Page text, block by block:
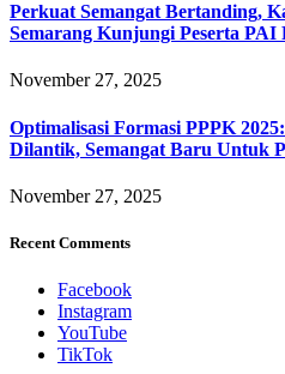
Perkuat Semangat Bertanding,
Semarang Kunjungi Peserta PAI
November 27, 2025
Optimalisasi Formasi PPPK
Dilantik, Semangat Baru Untuk
November 27, 2025
Recent Comments
Facebook
Instagram
YouTube
TikTok